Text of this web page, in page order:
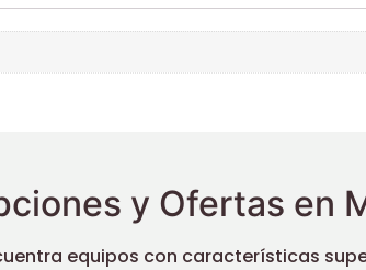
y Ofertas en
equipos con características